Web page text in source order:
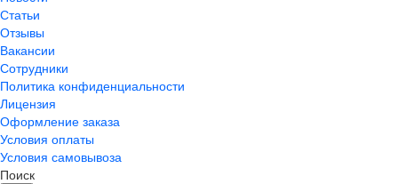
Статьи
Отзывы
Вакансии
Сотрудники
Политика конфиденциальности
Лицензия
Оформление заказа
Условия оплаты
Условия самовывоза
Поиск